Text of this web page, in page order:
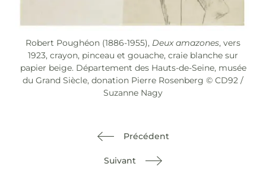
Robert Poughéon (1886-1955), Deux amazones, vers
1923, crayon, pinceau et gouache, craie blanche sur
papier beige. Département des Hauts-de-Seine, musée
du Grand Siècle, donation Pierre Rosenberg © CD92 /
Suzanne Nagy
Précédent
Suivant